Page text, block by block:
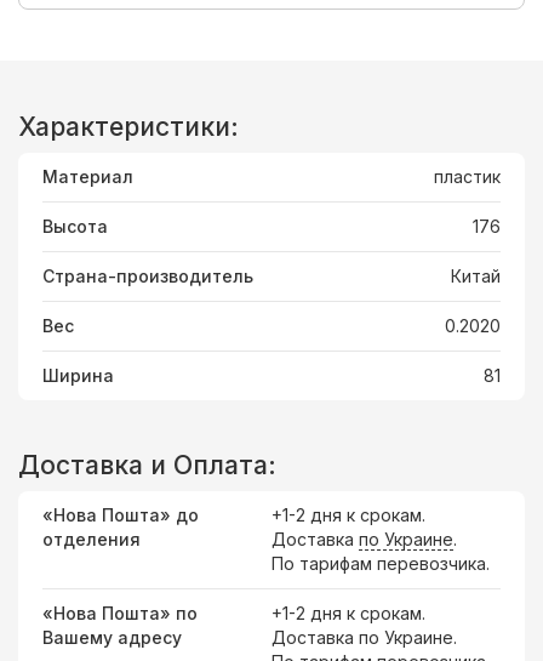
Характеристики:
Материал пластик
Высота 176
Страна-производитель Китай
Вес 0.2020
Ширина 81
Доставка и Оплата:
«Нова Пошта» до
отделения
+1-2 дня к срокам.
Доставка по Украине.
По тарифам перевозчика.
«Нова Пошта» по
Вашему адресу
+1-2 дня к срокам.
Доставка по Украине.